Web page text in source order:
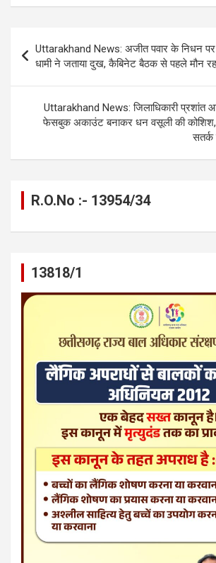
ce
o
o
k
se
g
er
at
A
p
p
e
gr
a
m
ail
navigation
Uttarakhand News: अजीत पवार के निधन पर
धामी ने जताया दुख, कैबिनेट बैठक से पहले मौन
Uttarakhand News: जिलाधिकारी प्रशांत
फेसबुक अकाउंट बनाकर धन वसूली की कोशिश,
R.O.No :- 13954/34
13818/1